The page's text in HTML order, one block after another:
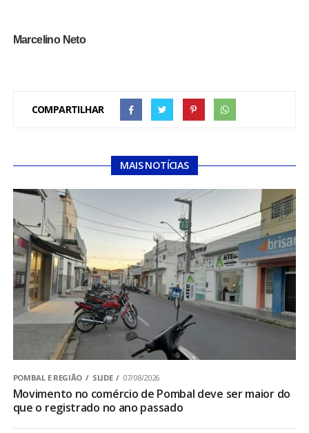
Marcelino Neto
COMPARTILHAR
MAIS NOTÍCIAS
POMBAL E REGIÃO SLIDE 07/08/2026
Movimento no comércio de Pombal deve ser maior do
que o registrado no ano passado